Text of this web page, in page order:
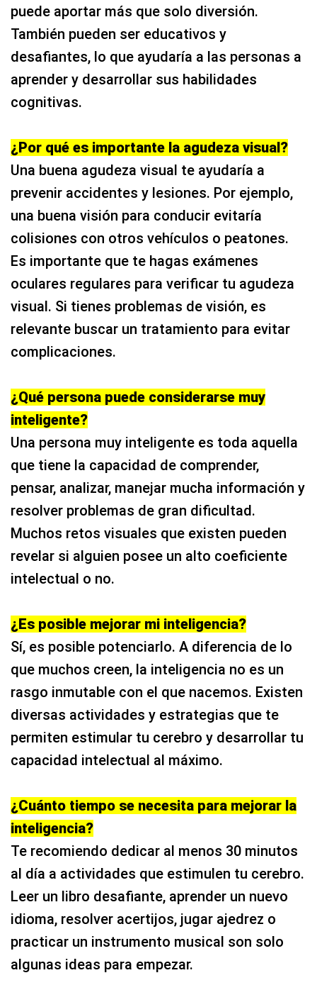
También pueden ser educativos y
desafiantes, lo que ayudaría a las personas a
aprender y desarrollar sus habilidades
cognitivas.
¿Por qué es importante la agudeza visual?
Una buena agudeza visual te ayudaría a
prevenir accidentes y lesiones. Por ejemplo,
una buena visión para conducir evitaría
colisiones con otros vehículos o peatones.
Es importante que te hagas exámenes
oculares regulares para verificar tu agudeza
visual. Si tienes problemas de visión, es
relevante buscar un tratamiento para evitar
¿Qué persona puede considerarse muy
inteligente?
Una persona muy inteligente es toda aquella
que tiene la capacidad de comprender,
pensar, analizar, manejar mucha información y
resolver problemas de gran dificultad.
Muchos retos visuales que existen pueden
revelar si alguien posee un alto coeficiente
intelectual o no.
¿Es posible mejorar mi inteligencia?
Sí, es posible potenciarlo. A diferencia de lo
que muchos creen, la inteligencia no es un
rasgo inmutable con el que nacemos. Existen
diversas actividades y estrategias que te
permiten estimular tu cerebro y desarrollar tu
capacidad intelectual al máximo.
¿Cuánto tiempo se necesita para mejorar la
inteligencia?
Te recomiendo dedicar al menos 30 minutos
Leer un libro desafiante, aprender un nuevo
idioma, resolver acertijos, jugar ajedrez o
practicar un instrumento musical son solo
algunas ideas para empezar.